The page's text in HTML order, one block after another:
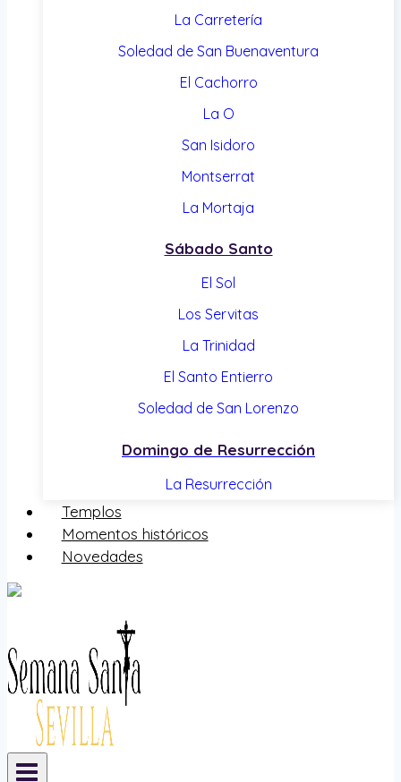
La Carretería
Soledad de San Buenaventura
El Cachorro
La O
San Isidoro
Montserrat
La Mortaja
Sábado Santo
El Sol
Los Servitas
La Trinidad
El Santo Entierro
Soledad de San Lorenzo
Domingo de Resurrección
La Resurrección
Templos
Momentos históricos
Novedades